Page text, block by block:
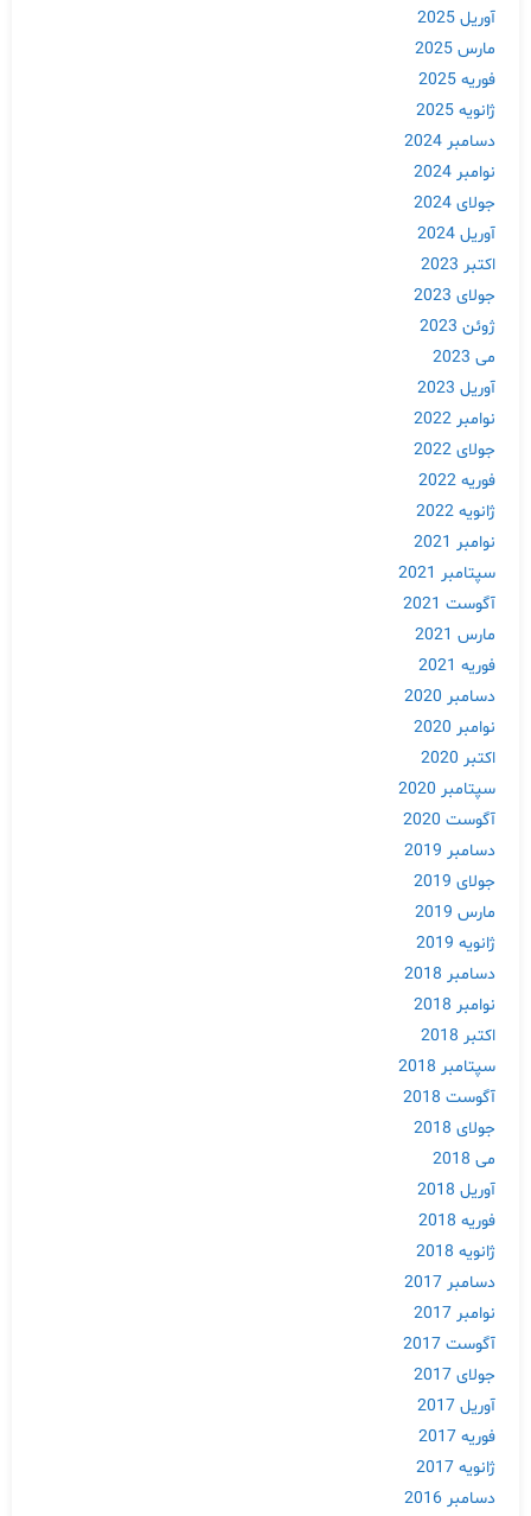
آوریل 2025
مارس 2025
فوریه 2025
ژانویه 2025
دسامبر 2024
نوامبر 2024
جولای 2024
آوریل 2024
اکتبر 2023
جولای 2023
ژوئن 2023
می 2023
آوریل 2023
نوامبر 2022
جولای 2022
فوریه 2022
ژانویه 2022
نوامبر 2021
سپتامبر 2021
آگوست 2021
مارس 2021
فوریه 2021
دسامبر 2020
نوامبر 2020
اکتبر 2020
سپتامبر 2020
آگوست 2020
دسامبر 2019
جولای 2019
مارس 2019
ژانویه 2019
دسامبر 2018
نوامبر 2018
اکتبر 2018
سپتامبر 2018
آگوست 2018
جولای 2018
می 2018
آوریل 2018
فوریه 2018
ژانویه 2018
دسامبر 2017
نوامبر 2017
آگوست 2017
جولای 2017
آوریل 2017
فوریه 2017
ژانویه 2017
دسامبر 2016